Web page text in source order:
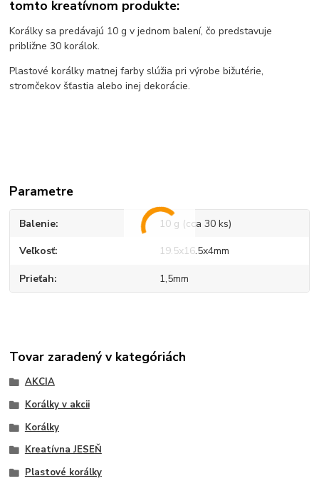
tomto kreatívnom produkte:
Korálky sa predávajú 10 g v jednom balení, čo predstavuje
približne 30 korálok.
Plastové korálky matnej farby slúžia pri výrobe bižutérie,
stromčekov šťastia alebo inej dekorácie.
Parametre
Balenie 10 g (cca 30 ks)
Veľkosť 19.5x16.5x4mm
Prieťah 1,5mm
Tovar zaradený v kategóriách
AKCIA
Korálky v akcii
Korálky
Kreatívna JESEŇ
Plastové korálky